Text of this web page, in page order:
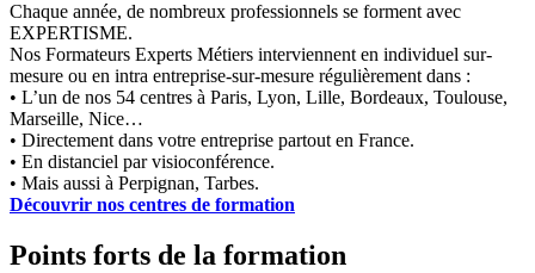
Chaque année, de nombreux professionnels se forment avec
EXPERTISME.
Nos Formateurs Experts Métiers interviennent en individuel sur-
mesure ou en intra entreprise-sur-mesure régulièrement dans :
• L’un de nos 54 centres à Paris, Lyon, Lille, Bordeaux, Toulouse,
Marseille, Nice…
• Directement dans votre entreprise partout en France.
• En distanciel par visioconférence.
• Mais aussi à Perpignan, Tarbes.
Découvrir nos centres de formation
Points forts de la formation